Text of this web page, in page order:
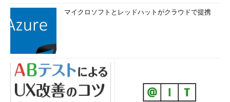
マイクロソフトとレッドハットがクラウドで提携